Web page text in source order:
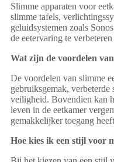
Slimme apparaten voor
slimme tafels,
geluidsystemen zoals
de eetervaring te
Wat zijn de voordelen
De voordelen van slimme
gebruiksgemak, verbeterde
veiligheid. Bovendien kan
leven in de eetkamer
gemakkelijker toegang
Hoe kies ik een stijl voor